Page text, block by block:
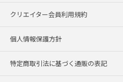
クリエイター会員利用規約
個人情報保護方針
特定商取引法に基づく通販の表記